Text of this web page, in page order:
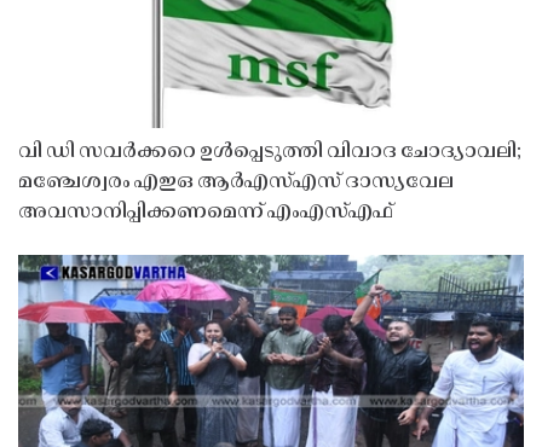
വി ഡി സവർക്കറെ ഉൾപ്പെടുത്തി വിവാദ ചോദ്യാവലി;
മഞ്ചേശ്വരം എഇഒ ആർഎസ്എസ് ദാസ്യവേല
അവസാനിപ്പിക്കണമെന്ന് എംഎസ്എഫ്